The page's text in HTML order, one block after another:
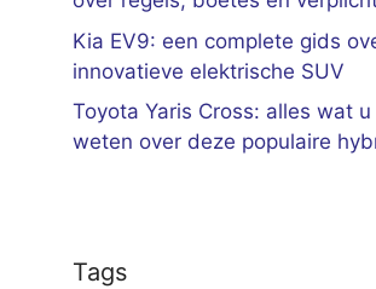
Kia EV9: een complete gids
innovatieve elektrische SUV
Toyota Yaris Cross: alles wat
weten over deze populaire
Tags